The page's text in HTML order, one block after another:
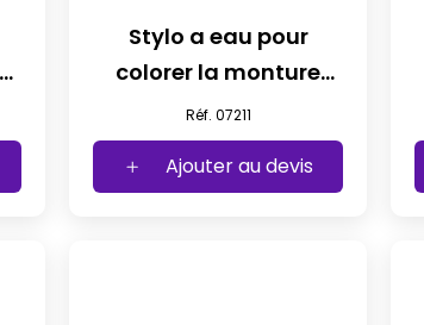
Stylo a eau pour
colorer la monture
blanc
Réf. 07211
Ajouter au devis